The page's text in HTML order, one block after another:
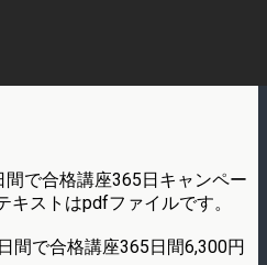
で合格講座365日キャンペー
ストはpdfファイルです。
間で合格講座365日間6,300円